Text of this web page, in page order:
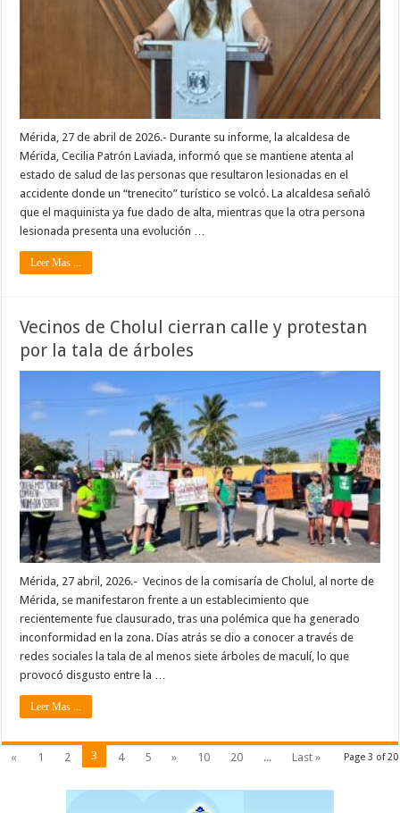
Mérida, 27 de abril de 2026.- Durante su informe, la alcaldesa de
Mérida, Cecilia Patrón Laviada, informó que se mantiene atenta al
estado de salud de las personas que resultaron lesionadas en el
accidente donde un “trenecito” turístico se volcó. La alcaldesa señaló
que el maquinista ya fue dado de alta, mientras que la otra persona
lesionada presenta una evolución …
Leer Mas ...
Vecinos de Cholul cierran calle y protestan
por la tala de árboles
Mérida, 27 abril, 2026.- Vecinos de la comisaría de Cholul, al norte de
Mérida, se manifestaron frente a un establecimiento que
recientemente fue clausurado, tras una polémica que ha generado
inconformidad en la zona. Días atrás se dio a conocer a través de
redes sociales la tala de al menos siete árboles de maculí, lo que
provocó disgusto entre la …
Leer Mas ...
Page 3 of 20
« 1 2 3 4 5 » 10 20 ... Last »